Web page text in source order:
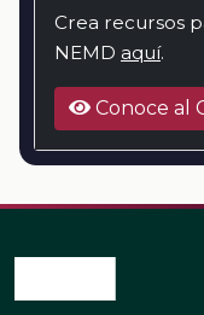
Crea recursos
NEMD aquí.
Conoce al